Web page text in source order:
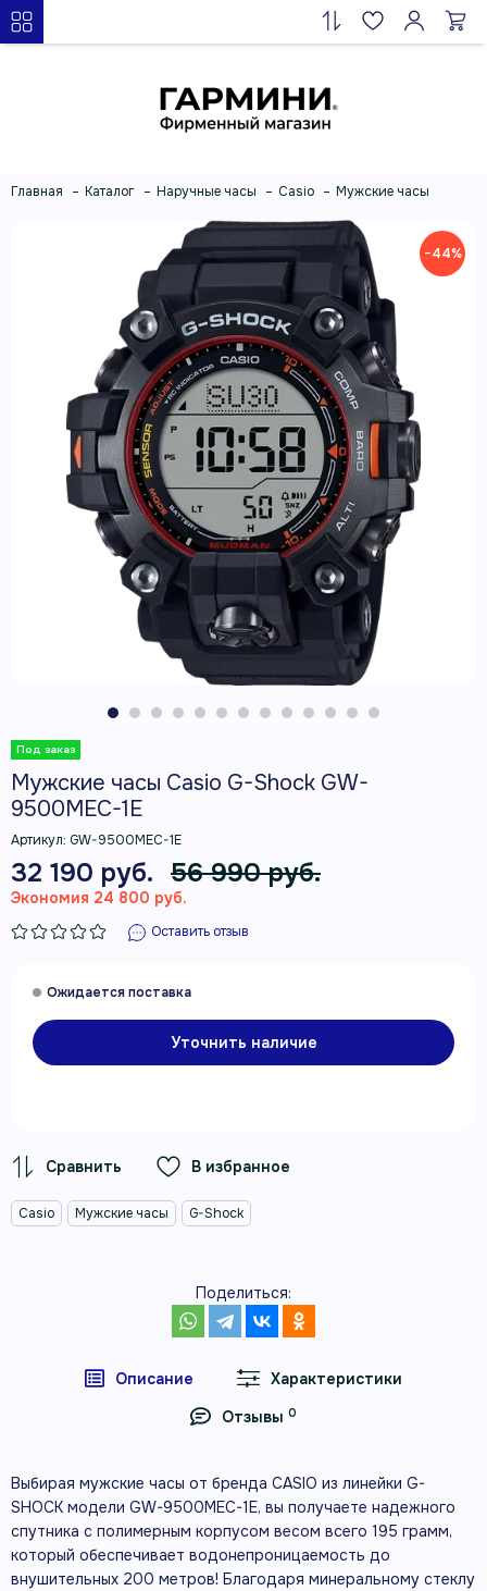
Главная Каталог Наручные часы Casio Мужские часы
−44%
Мужские часы Casio G-Shock GW-
9500MEC-1E
Артикул: GW-9500MEC-1E
32 190 руб. 56 990 руб.
Экономия 24 800 руб.
Оставить отзыв
Уточнить наличие
В избранное
Casio Мужские часы G-Shock
Поделиться:
Описание
Характеристики
Отзывы 0
Выбирая мужские часы от бренда CASIO из линейки G-
SHOCK модели GW-9500MEC-1E, вы получаете надежного
спутника с полимерным корпусом весом всего 195 грамм,
который обеспечивает водонепроницаемость до
внушительных 200 метров! Благодаря минеральному стеклу